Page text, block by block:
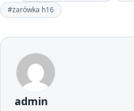
#żarówka h16
admin